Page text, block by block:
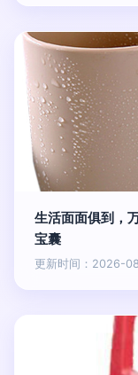
生活面面俱到，
宝囊
更新时间：2026-